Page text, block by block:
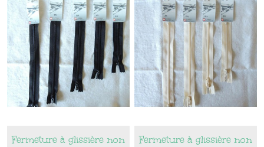
Fermeture à glissière non
Fermeture à glissière non